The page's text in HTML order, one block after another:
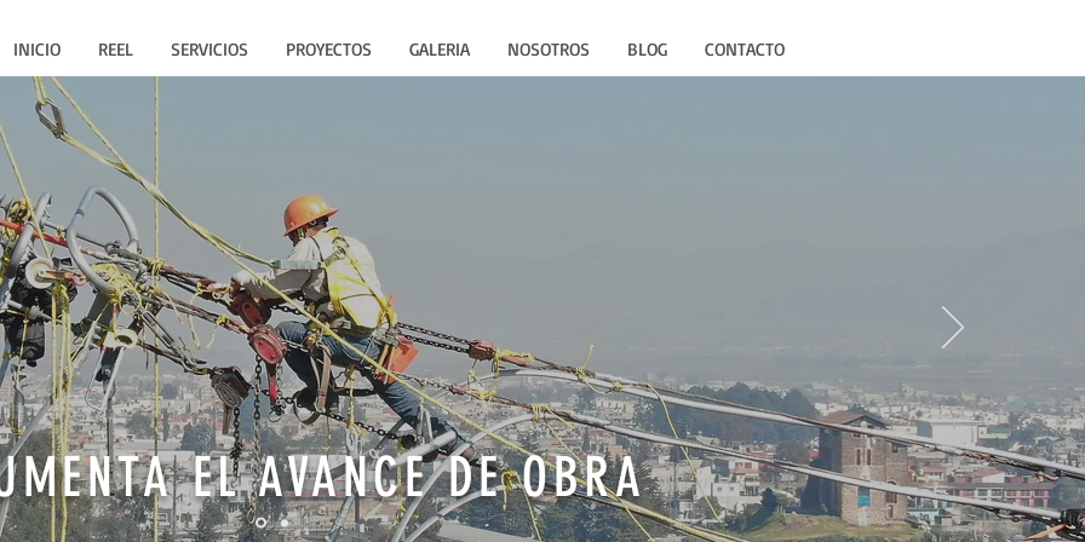
INICIO REEL SERVICIOS PROYECTOS GALERIA NOSOTROS BLOG CONTACTO
EL AVANCE DE OBRA